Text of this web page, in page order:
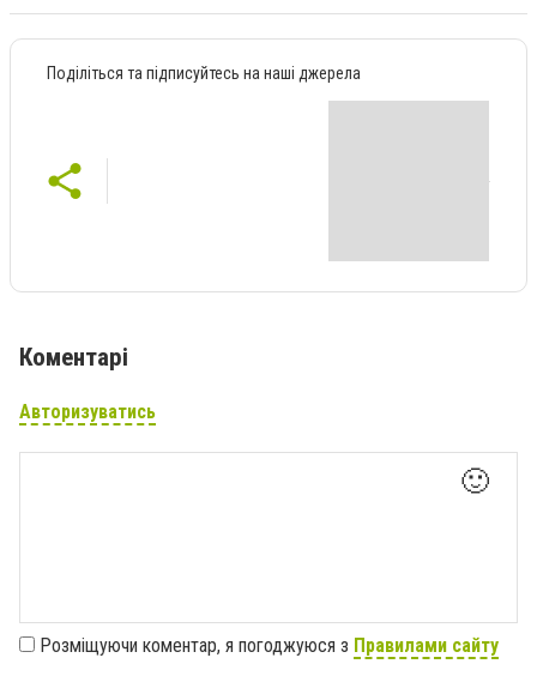
Поділіться та підписуйтесь на наші джерела
Коментарі
Авторизуватись
🙂
Розміщуючи коментар, я погоджуюся з Правилами сайту